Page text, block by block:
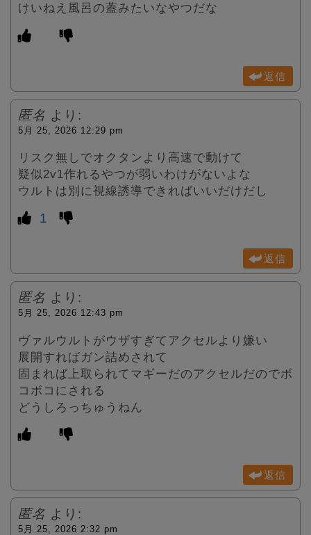
けいねえ風呂の蓋みたいなやつだな
返信
匿名 より:
5月 25, 2026 12:29 pm
リスク無しでオクタンより高速で動けて
疑似2v1作れるやつが弱いわけがないよな
ウルトは別に視線誘導できればいいだけだし
1
返信
匿名 より:
5月 25, 2026 12:43 pm
ヴァルウルトがウザすぎてアクセルより嫌い
展開すればガン詰めされて
固まれば上取られてマギーだのアクセルだのでボ
コボコにされる
どうしろっちゅうねん
返信
匿名 より:
5月 25, 2026 2:32 pm